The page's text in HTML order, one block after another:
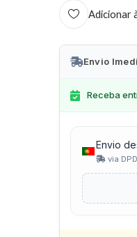
Adicionar
Envio
Receba
Envio
via